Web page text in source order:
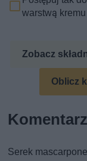
warstwą
Zobacz
Oblicz
Serek